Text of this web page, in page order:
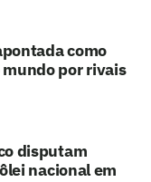
como
por rivais
disputam
nacional em